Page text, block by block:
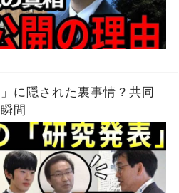
に隠された裏事情？共同
間